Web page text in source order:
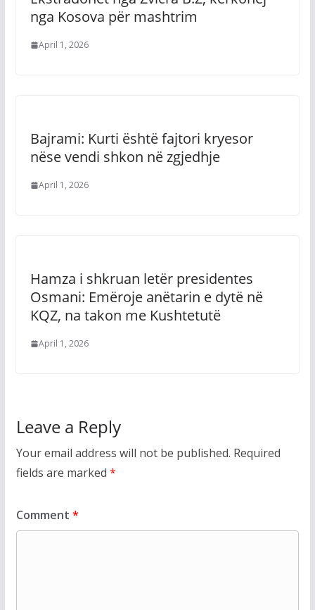
nga Kosova për mashtrim
April 1, 2026
Bajrami: Kurti është fajtori kryesor
nëse vendi shkon në zgjedhje
April 1, 2026
Hamza i shkruan letër presidentes
Osmani: Emëroje anëtarin e dytë në
KQZ, na takon me Kushtetutë
April 1, 2026
Leave a Reply
Your email address will not be published. Required
fields are marked *
Comment *